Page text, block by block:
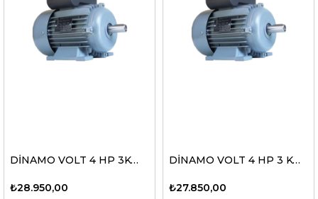
DİNAMO VOLT 4 HP 3KW 2800 D/D 220V
₺28.950,00
DİNAMO VOLT 4 HP 3 KW 1500 D/D 220V
₺27.850,00